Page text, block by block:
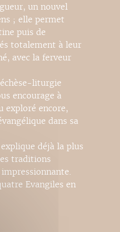
un nouvel
; elle permet
puis de
totalement à leur
avec la ferveur
liturgie
encourage à
exploré encore,
dans sa
déjà la plus
traditions
Evangiles en